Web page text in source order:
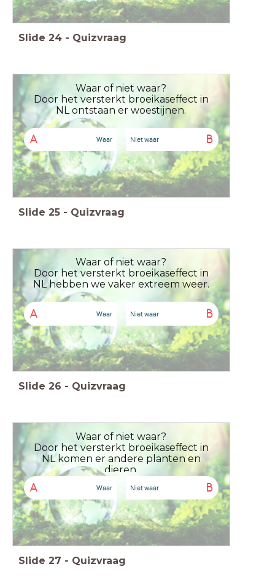
Slide 24 - Quizvraag
Waar of niet waar?
Door het versterkt broeikaseffect in
NL ontstaan er woestijnen.
A Waar B
Niet waar
Slide 25 - Quizvraag
Waar of niet waar?
Door het versterkt broeikaseffect in
NL hebben we vaker extreem weer.
A Waar B
Niet waar
Slide 26 - Quizvraag
Waar of niet waar?
Door het versterkt broeikaseffect in
NL komen er andere planten en
dieren.
A Waar B
Niet waar
Slide 27 - Quizvraag